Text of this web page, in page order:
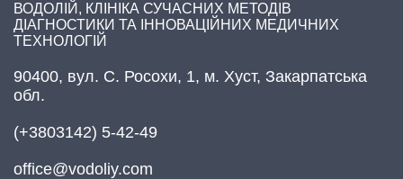
ВОДОЛІЙ, КЛІНІКА СУЧАСНИХ МЕТОДІВ
ДІАГНОСТИКИ ТА ІННОВАЦІЙНИХ МЕДИЧНИХ
ТЕХНОЛОГІЙ
90400, вул. С. Росохи, 1, м. Хуст, Закарпатська
обл.
(+3803142) 5-42-49
office@vodoliy.com